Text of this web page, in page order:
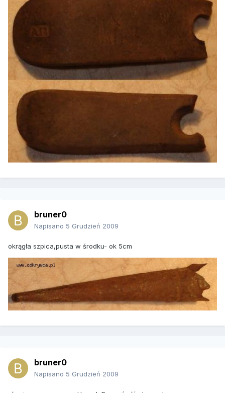
bruner0
Napisano 5 Grudzień 2009
okrągła szpica,pusta w środku- ok 5cm
bruner0
Napisano 5 Grudzień 2009